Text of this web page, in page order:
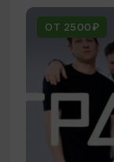
ОТ 2500₽